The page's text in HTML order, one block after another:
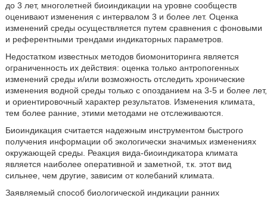
до 3 лет, многолетней биоиндикации на уровне сообществ
оценивают изменения с интервалом 3 и более лет. Оценка
изменений среды осуществляется путем сравнения с фоновыми
и референтными трендами индикаторных параметров.
Недостатком известных методов биомониторинга является
ограниченность их действия: оценка только антропогенных
изменений среды и/или возможность отследить хронические
изменения водной среды только с опозданием на 3-5 и более лет,
и ориентировочный характер результатов. Изменения климата,
тем более ранние, этими методами не отслеживаются.
Биоиндикация считается надежным инструментом быстрого
получения информации об экологически значимых изменениях
окружающей среды. Реакция вида-биоиндикатора климата
является наиболее оперативной и заметной, т.к. этот вид
сильнее, чем другие, зависим от колебаний климата.
Заявляемый способ биологической индикации ранних